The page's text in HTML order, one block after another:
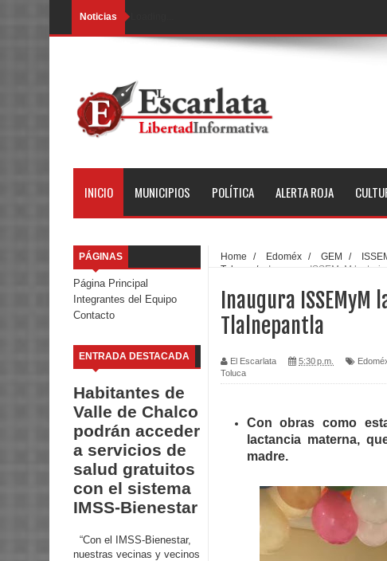
Noticias
INICIO MUNICIPIOS POLÍTICA ALERTA ROJA
PÁGINAS
Página Principal
Integrantes del Equipo
Contacto
ENTRADA DESTACADA
Habitantes de
Valle de Chalco
podrán acceder
a servicios de
salud gratuitos
con el sistema
IMSS-Bienestar
“Con el IMSS-Bienestar,
nuestras vecinas y vecinos
Home / Edoméx / GEM /
Toluca
/ Inaugura ISSEMyM
Inaugura
Tlalnepantla
El Escarlata 5:30 p.m.
Toluca
Con obras como
lactancia materna,
madre.